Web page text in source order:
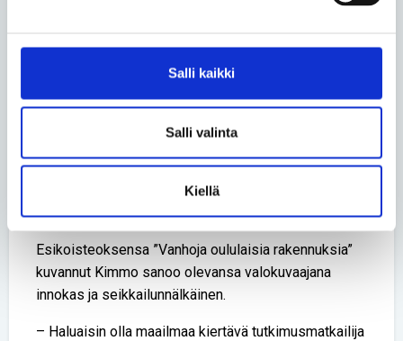
Salli kaikki
Salli valinta
Kiellä
Sen jälkeen voisi olla vuorossa kattava läpileikkaus
uudemman ajan arkkitehtuurista. Oulun alueella riittää
kuvattavaa.
Esikoisteoksensa ”Vanhoja oululaisia rakennuksia”
kuvannut Kimmo sanoo olevansa valokuvaajana
innokas ja seikkailunnälkäinen.
– Haluaisin olla maailmaa kiertävä tutkimusmatkailija